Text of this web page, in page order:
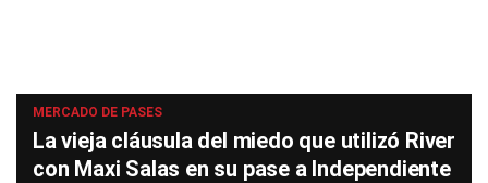
MERCADO DE PASES
La vieja cláusula del miedo que utilizó River
con Maxi Salas en su pase a Independiente